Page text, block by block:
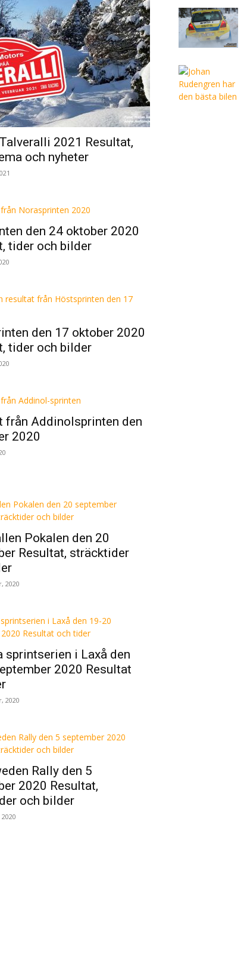
2021 Resultat,
och nyheter
den 24 oktober 2020
tider och bilder
den 17 oktober 2020
tider och bilder
från Addinolsprinten den
2020
Pokalen den 20
Resultat, sträcktider
2020
sprintserien i Laxå den
2020 Resultat
2020
Rally den 5
2020 Resultat,
och bilder